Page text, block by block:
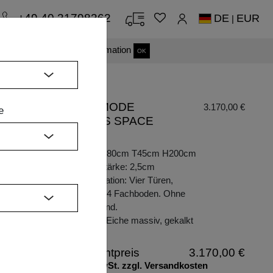
Mehr Information OK
+49 40 31798362 DE | EUR
H
KOMMODE
AETAS SPACE
3.170,00 €
Maße: B80cm T45cm H200cm
Plattenstärke: 2,5cm
Konfiguration: Vier Türen,
dahinter 4 Fachboden. Ohne
Mittelwand.
Holzart: Eiche massiv, gekalkt
Gesamtpreis 3.170,00 €
inkl. MwSt. zzgl. Versandkosten